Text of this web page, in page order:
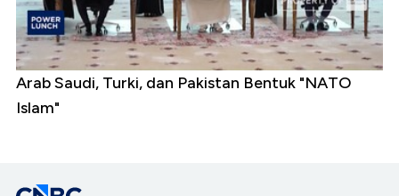
Arab Saudi, Turki, dan Pakistan Bentuk "NATO
Islam"